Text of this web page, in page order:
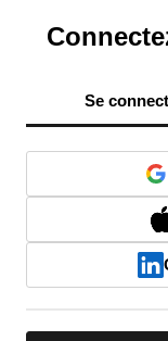
Se